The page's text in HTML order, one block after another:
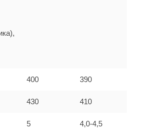
400 390
430 410
5 4,0-4,5